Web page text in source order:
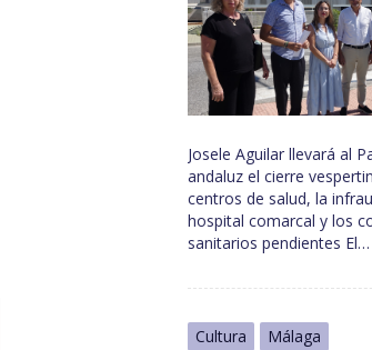
Josele Aguilar llevará al
andaluz el cierre
centros de salud, la
hospital comarcal y los
sanitarios pendientes El…
Cultura Málaga